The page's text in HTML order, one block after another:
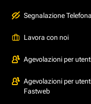
Segnalazione
Lavora con noi
Agevolazioni per
Agevolazioni per
Fastweb